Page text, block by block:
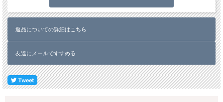
要なミネラルや栄養分を与えてくれます。昼夜の温度差が大きく、米作りには最適
の環境となっております。 特に夏は、昼夜の寒暖差が高いので、デンプンの消耗
ヤ・ねばり（お米の美味しさの4大要素）の全てがバランスよく、全てでレベルが
高いコシヒカリです。
美味しさのバランスについて
返品についての詳細はこちら
友達にメールですすめる